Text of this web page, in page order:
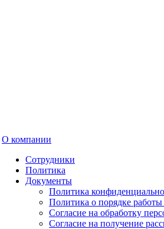
О компании
Сотрудники
Политика
Документы
Политика
Политика о порядке
Согласие на обработку
Согласие на получение